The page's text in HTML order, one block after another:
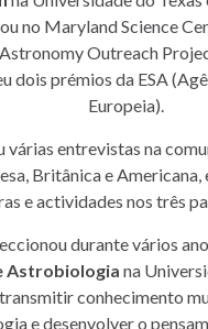
no Maryland Science
Astronomy Outreach
dois prémios da ESA
Europeia).
várias entrevistas na
Britânica e Americana,
e actividades nos três
durante vários
Astrobiologia na
conhecimento
e desenvolver o